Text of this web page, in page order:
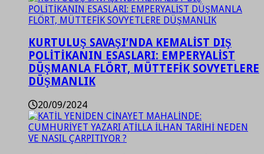
KURTULUŞ SAVAŞI’NDA KEMALİST DIŞ
POLİTİKANIN ESASLARI: EMPERYALİST
DÜŞMANLA FLÖRT, MÜTTEFİK SOVYETLERE
DÜŞMANLIK
20/09/2024